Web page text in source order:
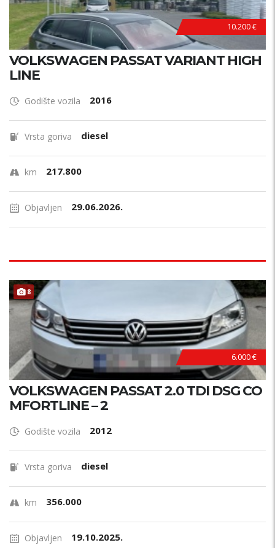
10.200 €
VOLKSWAGEN PASSAT VARIANT HIGH
LINE
Godište vozila 2016
Vrsta goriva diesel
km 217.800
Objavljen 29.06.2026.
8
6.000 €
VOLKSWAGEN PASSAT 2.0 TDI DSG CO
MFORTLINE – 2
Godište vozila 2012
Vrsta goriva diesel
km 356.000
Objavljen 19.10.2025.